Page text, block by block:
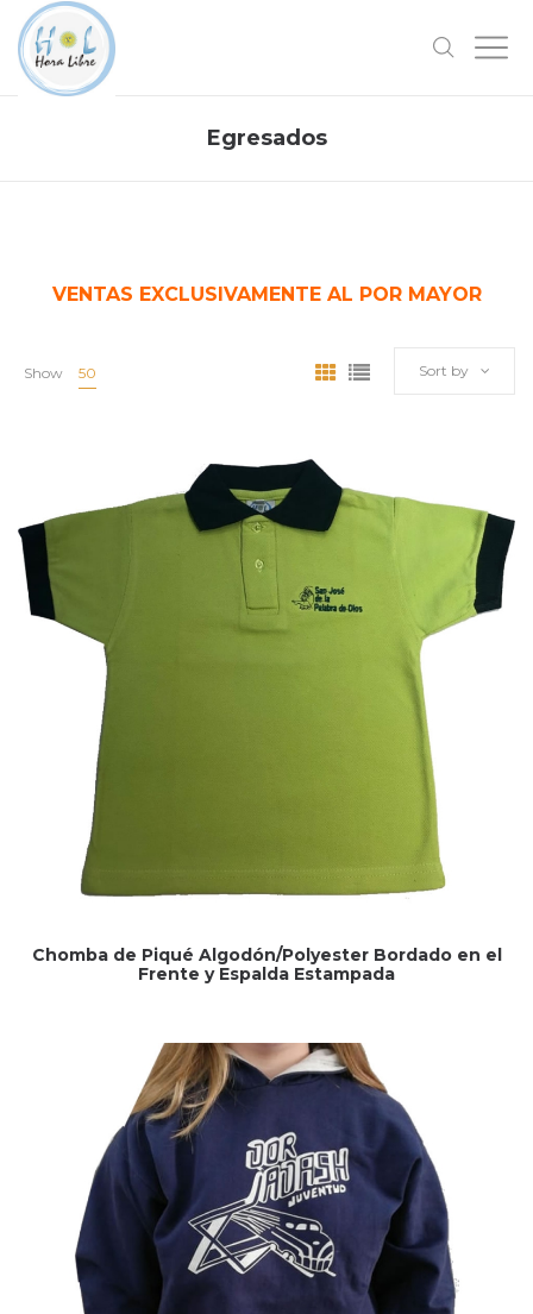
Egresados
VENTAS EXCLUSIVAMENTE AL POR MAYOR
Show 50 Sort by
Chomba de Piqué Algodón/Polyester Bordado en el
Frente y Espalda Estampada